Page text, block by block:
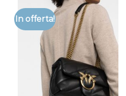
In offerta!